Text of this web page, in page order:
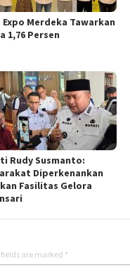
Expo Merdeka Tawarkan
1,76 Persen
Rudy Susmanto:
Diperkenankan
Fasilitas Gelora
are marked *